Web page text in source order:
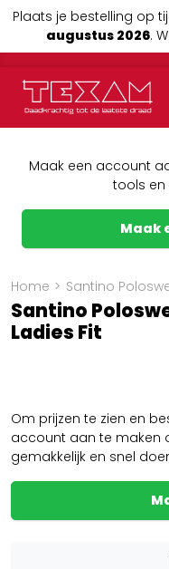
Plaats je bestelling op
augustus 2026.
Maak een account
tools en
Maak
Home > Santino
Santino
Ladies Fit
Om prijzen te zien en
account aan te maken
gemakkelijk en snel